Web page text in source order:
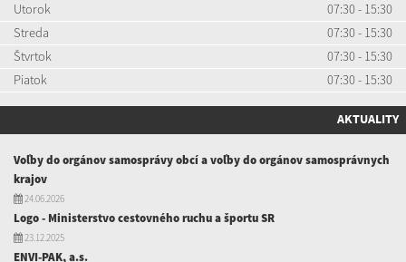
Utorok
07:30 - 15:30
Streda
07:30 - 15:30
Štvrtok
07:30 - 15:30
Piatok
07:30 - 15:30
AKTUALITY
Voľby do orgánov samosprávy obcí a voľby do orgánov samosprávnych
krajov
24.06.2026
Logo - Ministerstvo cestovného ruchu a športu SR
23.12.2025
ENVI-PAK, a.s.